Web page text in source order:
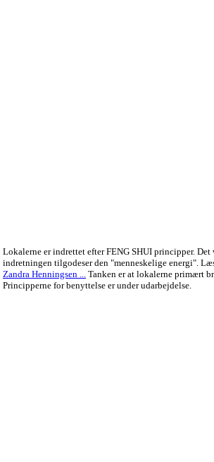
Lokalerne er indrettet efter FENG SHUI principper.
indretningen tilgodeser den "menneskelige energi".
Zandra Henningsen ... Tanken er at lokalerne primært
Principperne for benyttelse er under udarbejdelse.